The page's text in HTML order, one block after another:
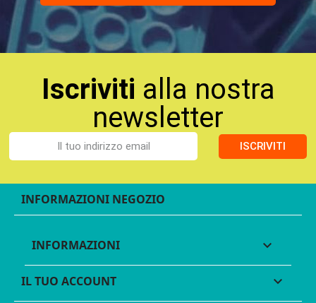
Iscriviti alla nostra
newsletter
ISCRIVITI
INFORMAZIONI NEGOZIO
INFORMAZIONI 
IL TUO ACCOUNT 